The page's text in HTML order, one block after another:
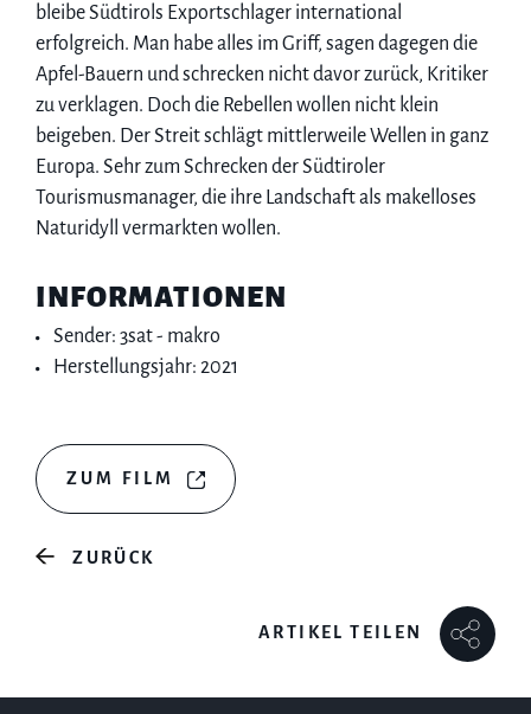
bleibe Südtirols Exportschlager international
erfolgreich. Man habe alles im Griff, sagen dagegen die
Apfel-Bauern und schrecken nicht davor zurück, Kritiker
zu verklagen. Doch die Rebellen wollen nicht klein
beigeben. Der Streit schlägt mittlerweile Wellen in ganz
Europa. Sehr zum Schrecken der Südtiroler
Tourismusmanager, die ihre Landschaft als makelloses
Naturidyll vermarkten wollen.
INFORMATIONEN
Sender: 3sat - makro
Herstellungsjahr: 2021
ZUM FILM
ZURÜCK
ARTIKEL TEILEN